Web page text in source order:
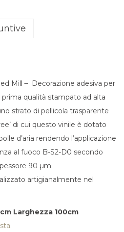
Mill – Decorazione adesiva per
qualità stampato ad alta
strato di pellicola trasparente
di cui questo vinile è dotato
d’aria rendendo l’applicazione
al fuoco B-S2-D0 secondo
90 µm.
artigianalmente nel
Larghezza 100cm